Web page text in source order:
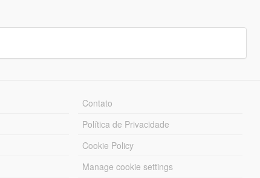
Contato
Política de Privacidade
Cookie Policy
Manage cookie settings